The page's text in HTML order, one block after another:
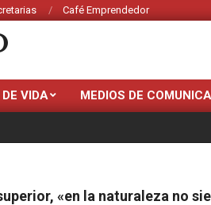
Café Emprendedor
VIDA MEDIOS DE
«en la naturaleza no